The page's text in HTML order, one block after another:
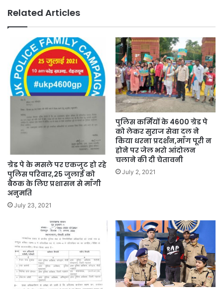
Related Articles
ग्रेड पे के मसले पर एकजुट हो रहे
पुलिस परिवार,25 जुलाई को
बैठक के लिए प्रशासन से माँगी
अनुमति
July 23, 2021
पुलिस कर्मियों के 4600 ग्रेड पे
को लेकर सुराज सेवा दल ने
किया धरना प्रदर्शन,माँग पूरी न
होने पर जेल भरो आंदोलन
चलाने की दी चेतावनी
July 2, 2021